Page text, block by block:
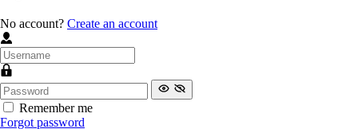
No account? Create an account
Remember me
Forgot password